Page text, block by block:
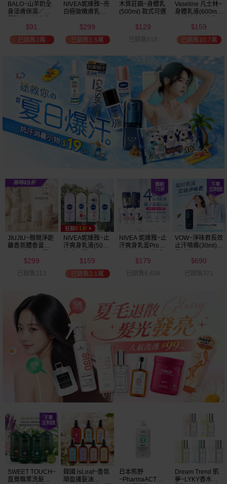
BALO~山羊奶全
身活膚保濕／玻
液(550ml) 款式可
選
$91
已銷售2萬
NIVEA妮維雅~亮
白極致嫩膚乳液
$299
已銷售1.5萬
木質莊園~身體乳
(500ml) 款式可選
$129
已銷售518
Vaseline 凡士林~
身體乳液(600ml)
保濕鎖水／全方
位保濕鎖水／可
可油／薰衣草／
+E 款式可選
$159
已銷售10.7萬
JIUJIU~親親淨距
離香氛體香膏
$299
已銷售313
NIVEA妮維雅~止
汗爽身乳液(50ml)
$159
已銷售2.1萬
NIVEA 妮維雅~止
汗爽身乳膏Pro升
$179
已銷售6,638
VOW~淨味君長效
止汗噴霧(30ml)
$690
已銷售371
SWEET TOUCH~
直覺職業洗髮精
韓國 isLeaf~香氛
順盈護髮油
日本熊野
~PharmaACT無
Dream Trend 凱
夢~LYKY香水護